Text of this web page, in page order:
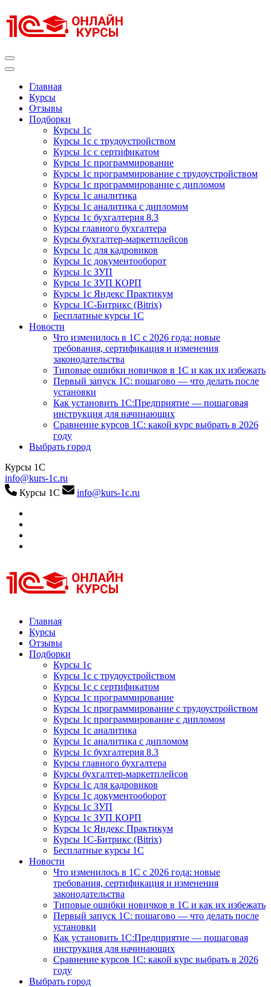
к
содержимому
Главная
Курсы
Отзывы
Подборки
Курсы 1с
Курсы 1с с трудоустройством
Курсы 1с с сертификатом
Курсы 1с программирование
Курсы 1с программирование с трудоустройством
Курсы 1с программирование с дипломом
Курсы 1с аналитика
Курсы 1с аналитика с дипломом
Курсы 1с бухгалтерия 8.3
Курсы главного бухгалтера
Курсы бухгалтер-маркетплейсов
Курсы 1с для кадровиков
Курсы 1с документооборот
Курсы 1с ЗУП
Курсы 1с ЗУП КОРП
Курсы 1с Яндекс Практикум
Курсы 1С-Битрикс (Bitrix)
Бесплатные курсы 1С
Новости
Что изменилось в 1С с 2026 года: новые
требования, сертификация и изменения
законодательства
Типовые ошибки новичков в 1С и как их избежать
Первый запуск 1С: пошагово — что делать после
установки
Как установить 1С:Предприятие — пошаговая
инструкция для начинающих
Сравнение курсов 1С: какой курс выбрать в 2026
году
Выбрать город
Курсы 1С
info@kurs-1c.ru
Курсы 1С
info@kurs-1c.ru
Курсы 1С
Курсы 1С официальная сертификация
Главная
Курсы
Отзывы
Подборки
Курсы 1с
Курсы 1с с трудоустройством
Курсы 1с с сертификатом
Курсы 1с программирование
Курсы 1с программирование с трудоустройством
Курсы 1с программирование с дипломом
Курсы 1с аналитика
Курсы 1с аналитика с дипломом
Курсы 1с бухгалтерия 8.3
Курсы главного бухгалтера
Курсы бухгалтер-маркетплейсов
Курсы 1с для кадровиков
Курсы 1с документооборот
Курсы 1с ЗУП
Курсы 1с ЗУП КОРП
Курсы 1с Яндекс Практикум
Курсы 1С-Битрикс (Bitrix)
Бесплатные курсы 1С
Новости
Что изменилось в 1С с 2026 года: новые
требования, сертификация и изменения
законодательства
Типовые ошибки новичков в 1С и как их избежать
Первый запуск 1С: пошагово — что делать после
установки
Как установить 1С:Предприятие — пошаговая
инструкция для начинающих
Сравнение курсов 1С: какой курс выбрать в 2026
году
Выбрать город